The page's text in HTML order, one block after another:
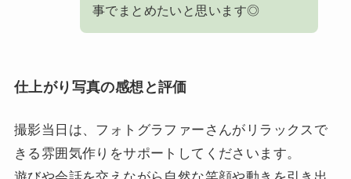
事でまとめたいと思います◎
仕上がり写真の感想と評価
撮影当日は、フォトグラファーさんがリラックスで
きる雰囲気作りをサポートしてくださいます。